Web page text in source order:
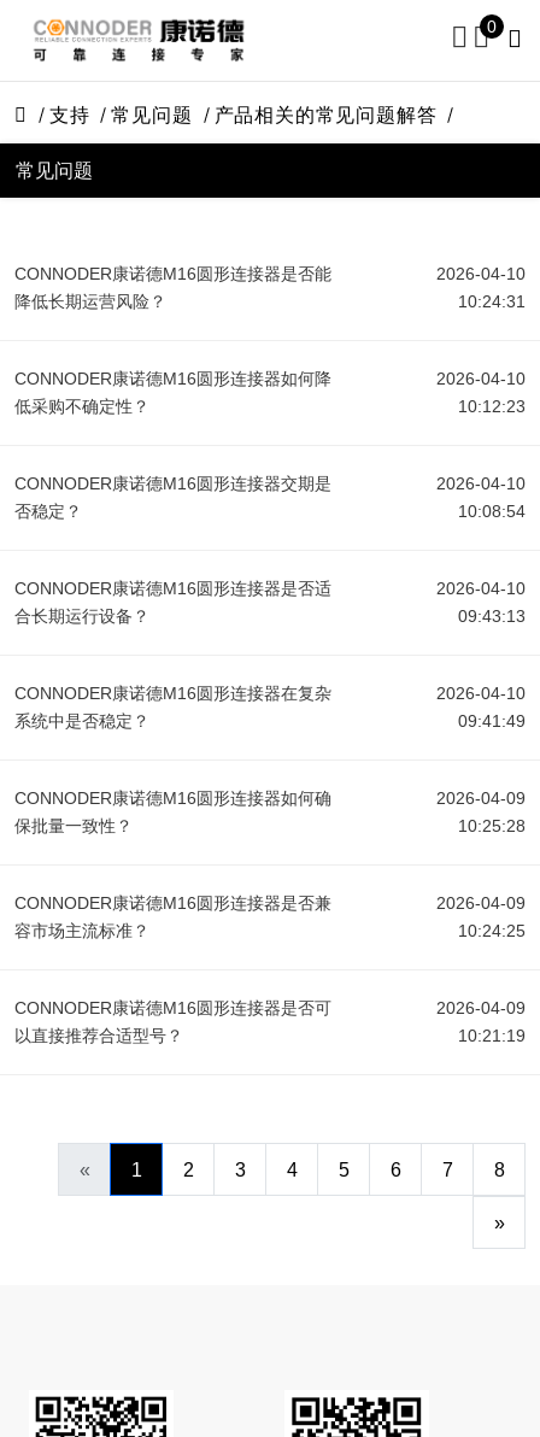
0
支持 常见问题 产品相关的常见问题解答
常见问题
CONNODER康诺德M16圆形连接器是否能
降低长期运营风险？
2026-04-10
10:24:31
CONNODER康诺德M16圆形连接器如何降
低采购不确定性？
2026-04-10
10:12:23
CONNODER康诺德M16圆形连接器交期是
否稳定？
2026-04-10
10:08:54
CONNODER康诺德M16圆形连接器是否适
合长期运行设备？
2026-04-10
09:43:13
CONNODER康诺德M16圆形连接器在复杂
系统中是否稳定？
2026-04-10
09:41:49
CONNODER康诺德M16圆形连接器如何确
保批量一致性？
2026-04-09
10:25:28
CONNODER康诺德M16圆形连接器是否兼
容市场主流标准？
2026-04-09
10:24:25
CONNODER康诺德M16圆形连接器是否可
以直接推荐合适型号？
2026-04-09
10:21:19
« 1 2 3 4 5 6 7 8
»